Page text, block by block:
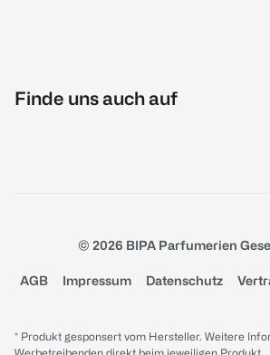
Finde uns auch auf
© 2026 BIPA Parfumerien
AGB Impressum Datenschutz
* Produkt gesponsert vom Hersteller. Weitere